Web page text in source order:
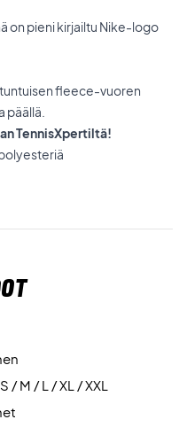
on pieni kirjailtu Nike-logo
fleece-vuoren
päällä.
TennisXpertiltä!
/ M / L / XL / XXL